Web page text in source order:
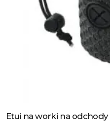
Zobacz produkt
Etui na worki na